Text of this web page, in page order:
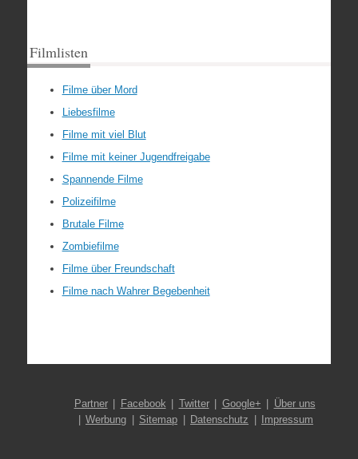
Filmlisten
Filme über Mord
Liebesfilme
Filme mit viel Blut
Filme mit keiner Jugendfreigabe
Spannende Filme
Polizeifilme
Brutale Filme
Zombiefilme
Filme über Freundschaft
Filme nach Wahrer Begebenheit
Partner Facebook Twitter Google+
Über uns
Werbung
Sitemap Datenschutz Impressum